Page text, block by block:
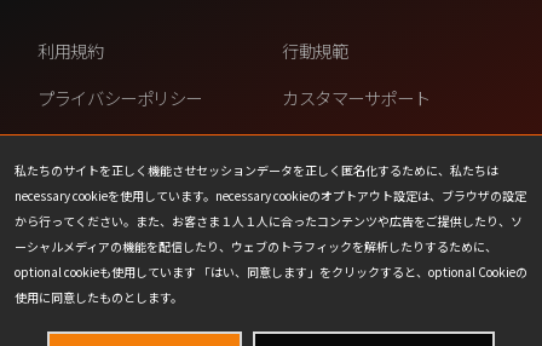
私たちのサイトを正しく機能させセッションデータを正しく匿名化するために、私たちは
necessary cookieを使用しています。necessary cookieのオプトアウト設定は、ブラウザの設定
から行ってください。また、お客さま１人１人に合ったコンテンツや広告をご提供したり、ソ
ーシャルメディアの機能を配信したり、ウェブのトラフィックを解析したりするために、
optional cookieも使用しています 「はい、同意します」をクリックすると、optional Cookieの
使用に同意したものとします。
利用規約
行動規範
プライバシーポリシー
カスタマーサポート
ファンコンテンツ・ポリシー
個人情報の販売や共有を許可し
ない
COOKIE
プレスリリース
会社情報
お問い合わせ